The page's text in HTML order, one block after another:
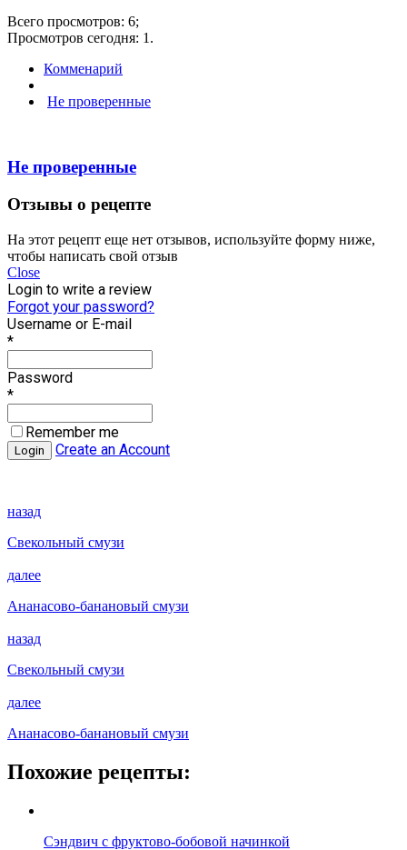
Всего просмотров: 6;
Просмотров сегодня: 1.
Комменарий
Не проверенные
Не проверенные
Отзывы о рецепте
На этот рецепт еще нет отзывов, используйте форму ниже,
чтобы написать свой отзыв
Close
Login to write a review
Forgot your password?
Username or E-mail
*
Password
*
Remember me
Create an Account
назад
Свекольный смузи
далее
Ананасово-банановый смузи
назад
Свекольный смузи
далее
Ананасово-банановый смузи
Похожие рецепты:
Сэндвич с фруктово-бобовой начинкой